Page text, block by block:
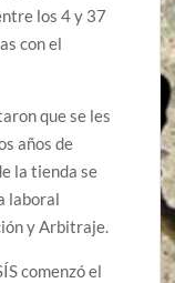
los 4 y 37
con el
que se les
años de
la tienda se
laboral
y Arbitraje.
comenzó el